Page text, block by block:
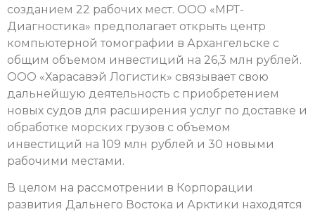
созданием 22 рабочих мест. ООО «МРТ-
Диагностика» предполагает открыть центр
компьютерной томографии в Архангельске с
общим объемом инвестиций на 26,3 млн рублей.
ООО «Харасавэй Логистик» связывает свою
дальнейшую деятельность с приобретением
новых судов для расширения услуг по доставке и
обработке морских грузов с объемом
инвестиций на 109 млн рублей и 30 новыми
рабочими местами.
В целом на рассмотрении в Корпорации
развития Дальнего Востока и Арктики находятся